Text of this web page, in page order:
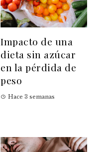
Impacto de una
dieta sin azúcar
en la pérdida de
peso
Hace 3 semanas